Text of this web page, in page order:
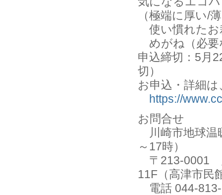
（極端に厚い/
使い慣れたお
めがね（必要
申込締切：5月
切）
お申込・詳細
https://
お問合せ
川崎市地球温
～17時）
〒213-0001
11F（高津市民
電話 044-